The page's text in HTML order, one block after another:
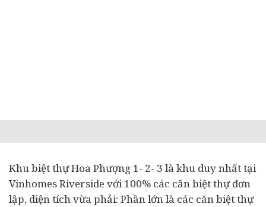
Khu biệt thự Hoa Phượng 1- 2- 3 là khu duy nhất tại
Vinhomes Riverside với 100% các căn biệt thự đơn
lập, diện tích vừa phải: Phần lớn là các căn biệt thự